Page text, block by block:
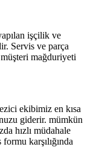
işçilik ve
Servis ve parça
mağduriyeti
ekibimiz en kısa
giderir. mümkün
hızlı müdahale
karşılığında